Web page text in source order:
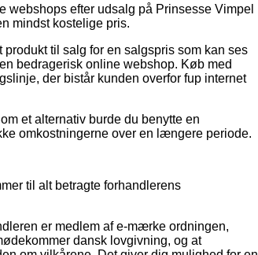
webshops efter udsalg på Prinsesse Vimpel
mindst kostelige pris.
til salg for en salgspris som kan ses
bedragerisk online webshop. Køb med
der bistår kunden overfor fup internet
et alternativ burde du benytte en
omkostningerne over en længere periode.
til alt betragte forhandlerens
er medlem af e-mærke ordningen,
dansk lovgivning, og at